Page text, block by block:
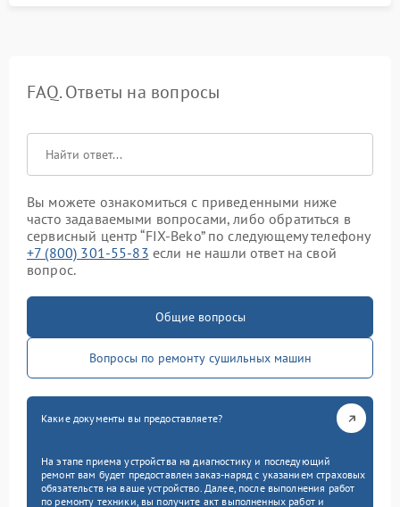
FAQ. Ответы на вопросы
Вы можете ознакомиться с приведенными ниже
часто задаваемыми вопросами, либо обратиться в
сервисный центр “FIX-Beko” по следующему телефону
+7 (800) 301-55-83 если не нашли ответ на свой
вопрос.
Общие вопросы
Вопросы по ремонту сушильных машин
Какие документы вы предоставляете?
На этапе приема устройства на диагностику и последующий
ремонт вам будет предоставлен заказ-наряд с указанием страховых
обязательств на ваше устройство. Далее, после выполнения работ
по ремонту техники, вы получите акт выполненных работ и